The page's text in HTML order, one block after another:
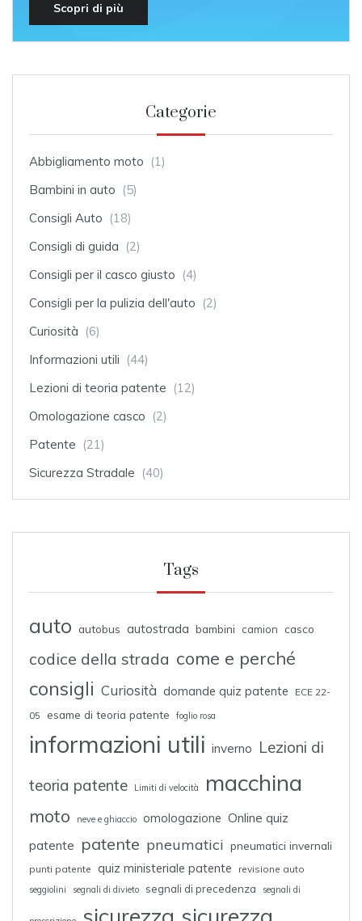
Scopri di più
Categorie
Abbigliamento moto (1)
Bambini in auto (5)
Consigli Auto (18)
Consigli di guida (2)
Consigli per il casco giusto (4)
Consigli per la pulizia dell'auto (2)
Curiosità (6)
Informazioni utili (44)
Lezioni di teoria patente (12)
Omologazione casco (2)
Patente (21)
Sicurezza Stradale (40)
Tags
auto autobus autostrada bambini camion casco
codice della strada come e perché
consigli Curiosità domande quiz patente
ECE 22-
05
esame di teoria patente foglio rosa
informazioni utili inverno Lezioni di
teoria patente
Limiti di velocità macchina
moto neve e ghiaccio omologazione Online quiz
patente patente pneumatici pneumatici invernali
punti patente quiz ministeriale patente revisione auto
seggiolini segnali di divieto segnali di precedenza segnali di